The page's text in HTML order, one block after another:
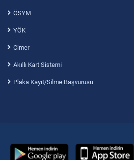
ÖSYM
YÖK
Cimer
Akıllı Kart Sistemi
Plaka Kayıt/Silme Başvurusu